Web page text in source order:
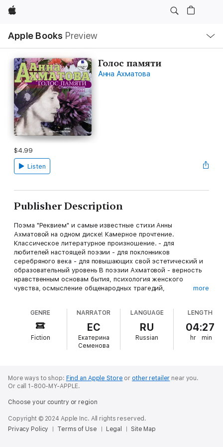
Apple
Apple Books Preview
Nav
Open
Menu
Голос памяти
Анна Ахматова
$4.99
Listen
Publisher Description
Поэма "Реквием" и самые известные стихи Анны
Ахматовой на одном диске! Камерное прочтение.
Классическое литературное произношение. - для
любителей настоящей поэзии - для поклонников
серебряного века - для повышающих свой эстетический и
образовательный уровень В поэзии Ахматовой - верность
нравственным основам бытия, психология женского
чувства, осмысление общенародных трагедий,
"Вечер" - "Четки" - "Белая стая" - "Подорожник" - "Anno
Domini" - "Тростник" - "Седьмая книга" - "Нечет". Подробное
содержание: Белой ночью Высоко в небе облачко серело...
Два стихотворения. 1. Подушка уже горяча... Два
стихотворения. 2. Тот же голос, тот же взгляд... Дверь
Любовь Меня покинул в новолунье... Молюсь оконному
лучу... Муж хлестал меня узорчатым... Музе Надпись на
утро пьяно... Обман. 2. Жарко веет ветер душный... Обман.
написала слова... Он любил... Память о солнце в сердце
слабеет... Песенка Песня последней встречи Похороны Сад
more
GENRE
Fiction
NARRATOR
ЕС
Екатерина
Семенова
LANGUAGE
RU
Russian
LENGTH
04:27
hr min
More ways to shop: Find an Apple Store or other retailer near you.
Or call 1-800-MY-APPLE.
Choose your country or region
Copyright © 2024 Apple Inc. All rights reserved.
Privacy Policy
Terms of Use Legal Site Map